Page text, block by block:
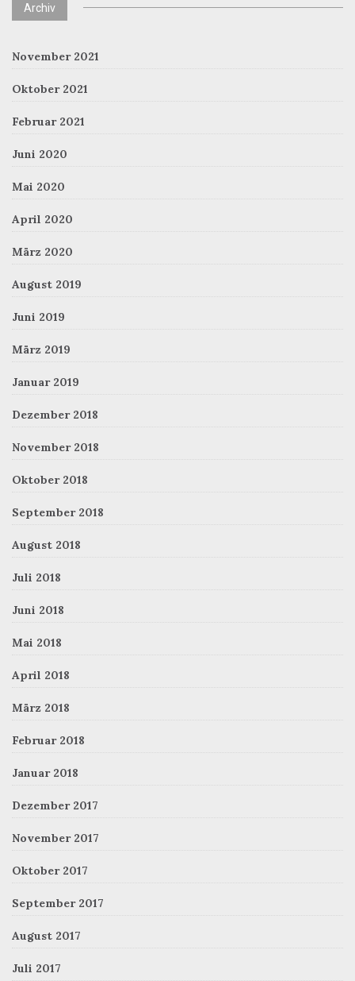
Archiv
November 2021
Oktober 2021
Februar 2021
Juni 2020
Mai 2020
April 2020
März 2020
August 2019
Juni 2019
März 2019
Januar 2019
Dezember 2018
November 2018
Oktober 2018
September 2018
August 2018
Juli 2018
Juni 2018
Mai 2018
April 2018
März 2018
Februar 2018
Januar 2018
Dezember 2017
November 2017
Oktober 2017
September 2017
August 2017
Juli 2017